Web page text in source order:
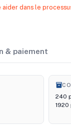
dans le
& paiement
240